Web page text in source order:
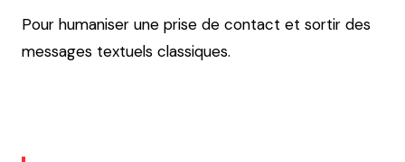
Pour humaniser une prise de contact et sortir des
messages textuels classiques.